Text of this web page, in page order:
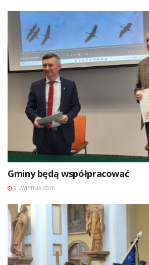
Gminy będą współpracować
9 KWIETNIA 2026